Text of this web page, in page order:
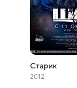
Старик
2012